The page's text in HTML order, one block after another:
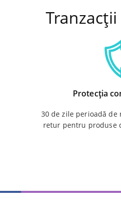
Protecția
30 de zile perioadă de
retur pentru produse